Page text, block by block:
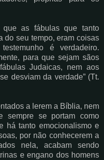
as fábulas que tanto
do seu tempo, eram coisas
é verdadeiro.
para que sejam sãos
Judaicas, nem aos
desviam da verdade” (Tt.
a lerem a Bíblia, nem
sempre se portam como
há tanto emocionalismo e
por não conhecerem a
nela, acabam sendo
e engano dos homens